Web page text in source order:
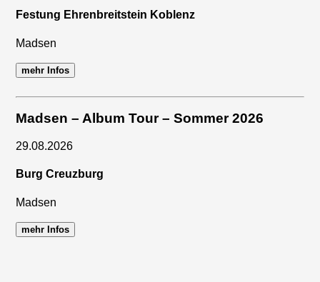
Festung Ehrenbreitstein Koblenz
Madsen
mehr Infos
Madsen – Album Tour – Sommer 2026
29.08.2026
Burg Creuzburg
Madsen
mehr Infos